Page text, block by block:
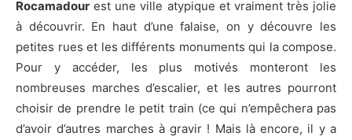
Rocamadour est une ville atypique et vraiment très jolie
à découvrir. En haut d’une falaise, on y découvre les
petites rues et les différents monuments qui la compose.
Pour y accéder, les plus motivés monteront les
nombreuses marches d’escalier, et les autres pourront
choisir de prendre le petit train (ce qui n’empêchera pas
d’avoir d’autres marches à gravir ! Mais là encore, il y a